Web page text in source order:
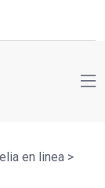
en linea >